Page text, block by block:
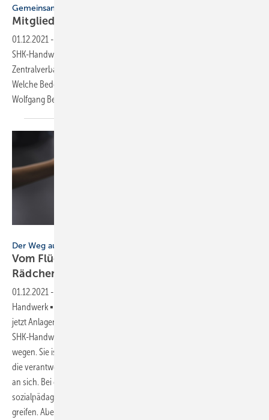
Gemeinsam mehr bewegen
Mitglieder bestmöglich
01.12.2021 -
SHK-Handwerks mit ihren Innungen, Fachverbänden und dem
Zentralverband SHK ist eine tragende Säule im Branchengeschehen.
Welche Bedeutung der Verband heute und in Zukunft hat, dazu gibt
Wolfgang Becker im SBZ-Gespräch Einblicke und
Der Weg ausländischer Nachwuchskräfte ins SHK-Handwerk
Vom Flüchtling zur Fachkraft: Wenn ein
Rädchen ins andere
01.12.2021 -
Handwerk ▪ Abdullah Aghajani aus Afghanistan hat es geschafft: Er ist
jetzt Anlagenmechaniker SHK. Die Integration junger Flüchtlinge ins
SHK-Handwerk ist kein Selbstläufer, schon allein der Sprachbarriere
wegen. Sie ist mit Aufwand verbunden, für die Betriebe ebenso wie für
die verantwortlichen Stellen der dualen Ausbildung und für den Azubi
an sich. Bei der Zusammenarbeit von Bildungsketten und
sozialpädagogischen Maßnahmen muss ein Rädchen ins andere
greifen. Aber es lohnt sich, wie ein Beispiel aus Berlin zeigt. Der Beitrag